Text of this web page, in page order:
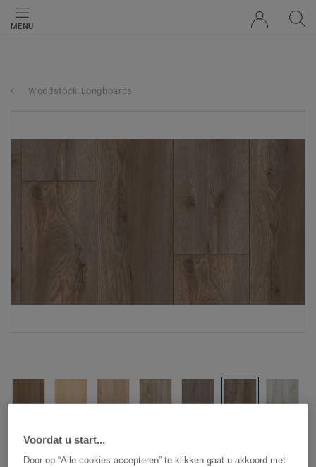
MENU
Woodstock Longboards
Voordat u start...
Door op “Alle cookies accepteren” te klikken gaat u akkoord met